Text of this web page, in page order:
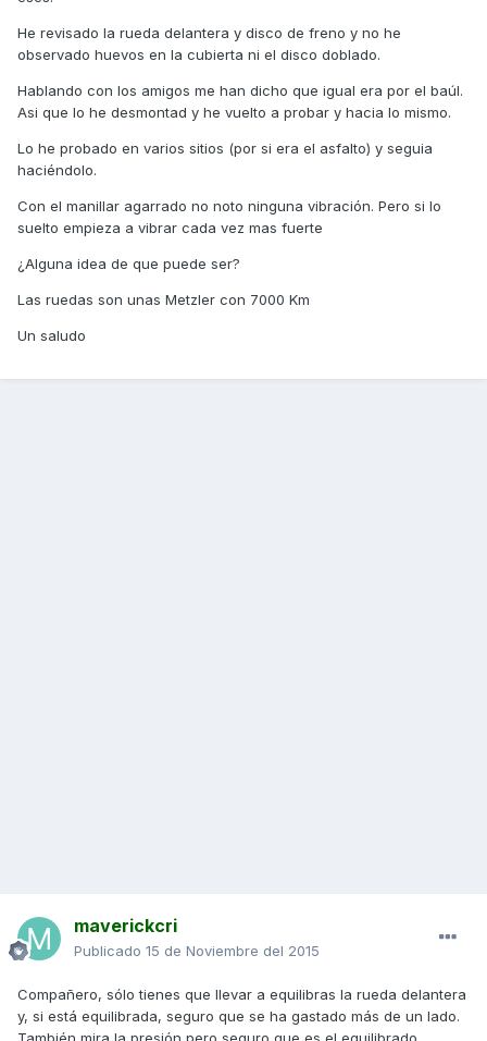
He revisado la rueda delantera y disco de freno y no he
observado huevos en la cubierta ni el disco doblado.
Hablando con los amigos me han dicho que igual era por el baúl.
Asi que lo he desmontad y he vuelto a probar y hacia lo mismo.
Lo he probado en varios sitios (por si era el asfalto) y seguia
haciéndolo.
Con el manillar agarrado no noto ninguna vibración. Pero si lo
suelto empieza a vibrar cada vez mas fuerte
¿Alguna idea de que puede ser?
Las ruedas son unas Metzler con 7000 Km
Un saludo
maverickcri
Publicado 15 de Noviembre del 2015
Compañero, sólo tienes que llevar a equilibras la rueda delantera
y, si está equilibrada, seguro que se ha gastado más de un lado.